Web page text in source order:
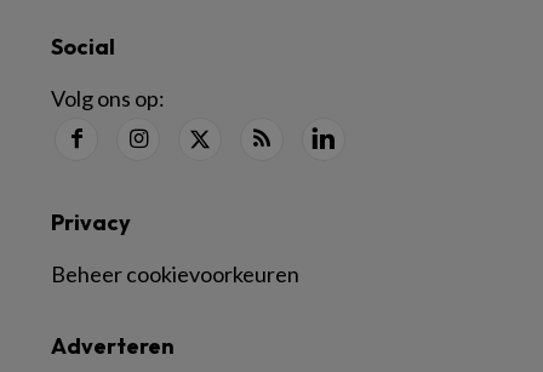
Social
Volg ons op:
Adverteren
Privacy
Beheer cookievoorkeuren